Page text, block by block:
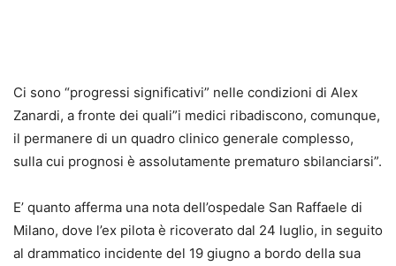
Ci sono “progressi significativi” nelle condizioni di Alex
Zanardi, a fronte dei quali”i medici ribadiscono, comunque,
il permanere di un quadro clinico generale complesso,
sulla cui prognosi è assolutamente prematuro sbilanciarsi”.
E’ quanto afferma una nota dell’ospedale San Raffaele di
Milano, dove l’ex pilota è ricoverato dal 24 luglio, in seguito
al drammatico incidente del 19 giugno a bordo della sua